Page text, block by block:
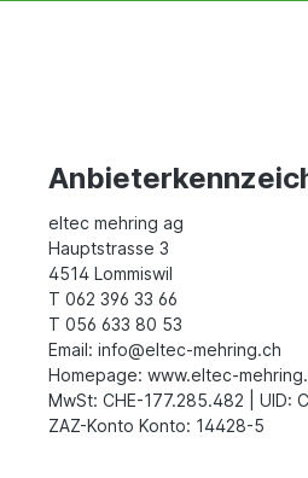
eltec mehring ag
Hauptstrasse 3
4514 Lommiswil
T 062 396 33 66
T 056 633 80 53
Email: info@eltec-mehring.ch
Homepage: www.eltec-
MwSt: CHE-177.285.482 | UID:
ZAZ-Konto Konto: 14428-5